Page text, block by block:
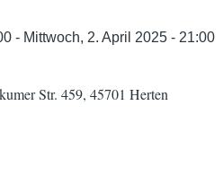
- Mittwoch, 2. April 2025 - 21:00
Str. 459, 45701 Herten